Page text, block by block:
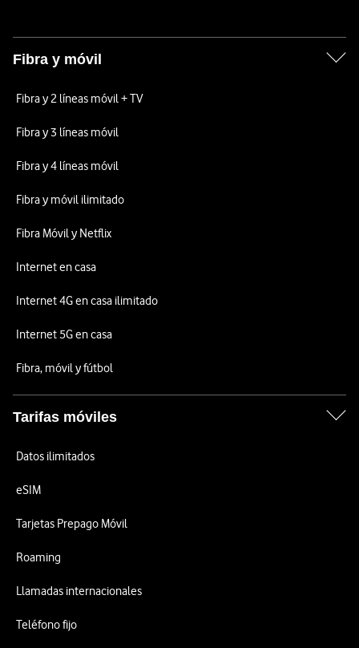
Fibra y móvil
Fibra y 2 líneas móvil + TV
Fibra y 3 líneas móvil
Fibra y 4 líneas móvil
Fibra y móvil ilimitado
Fibra Móvil y Netflix
Internet en casa
Internet 4G en casa ilimitado
Internet 5G en casa
Fibra, móvil y fútbol
Tarifas móviles
Datos ilimitados
eSIM
Tarjetas Prepago Móvil
Roaming
Llamadas internacionales
Teléfono fijo